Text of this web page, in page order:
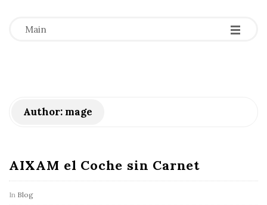
Main -
-
-
Author: mage
AIXAM el Coche sin Carnet
In Blog